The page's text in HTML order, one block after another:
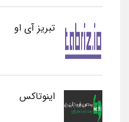
تبریز آی او
اینوتاکس